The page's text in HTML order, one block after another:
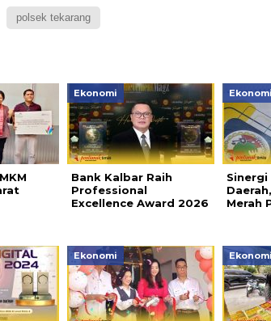
polsek tekarang
Ekonomi
Bank Kalbar Raih
Professional
Excellence Award 2026
Ekonomi
Sinergi
Merah
Ekonomi